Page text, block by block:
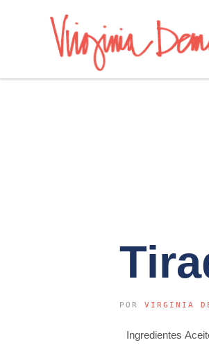
POR VIRGINIA
Ingredientes